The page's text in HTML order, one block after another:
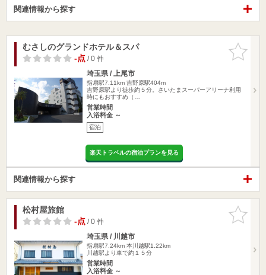
関連情報から探す
お気に入
りに追加
むさしのグランドホテル＆スパ
-点/ 0 件
埼玉県 / 上尾市
指扇駅7.11km 吉野原駅404m
吉野原駅より徒歩約５分。さいたまスーパーアリーナ利用
時にもおすすめ（…
営業時間
入浴料金 ～
宿泊
楽天トラベルの宿泊プランを見る
関連情報から探す
お気に入
りに追加
松村屋旅館
-点/ 0 件
埼玉県 / 川越市
指扇駅7.24km 本川越駅1.22km
川越駅より車で約１５分
営業時間
入浴料金 ～